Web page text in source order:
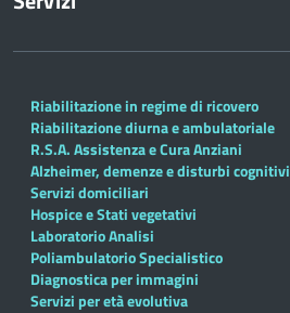
Riabilitazione in regime di ricovero
Riabilitazione diurna e ambulatoriale
R.S.A. Assistenza e Cura Anziani
Alzheimer, demenze e disturbi cognitivi
Servizi domiciliari
Hospice e Stati vegetativi
Laboratorio Analisi
Poliambulatorio Specialistico
Diagnostica per immagini
Servizi per età evolutiva